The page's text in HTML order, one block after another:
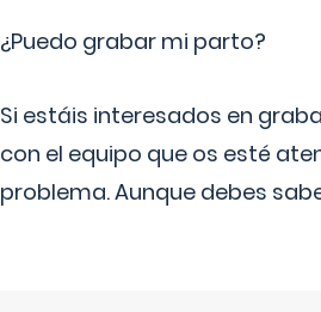
¿Puedo grabar mi parto?
Si estáis interesados en
con el equipo que os esté
problema. Aunque debes